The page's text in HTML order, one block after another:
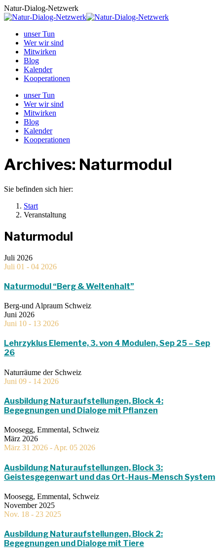
Zum
Inhalt
Natur-Dialog-Netzwerk
unser Tun
Wer wir sind
Mitwirken
Blog
Kalender
Kooperationen
unser Tun
Wer wir sind
Mitwirken
Blog
Kalender
Kooperationen
Archives: Naturmodul
Sie befinden sich hier:
Start
Veranstaltung
Naturmodul
Juli 2026
Juli 01 - 04 2026
Naturmodul “Berg & Weltenhalt”
Berg-und Alpraum Schweiz
Juni 2026
Juni 10 - 13 2026
Lehrzyklus Elemente, 3. von 4 Modulen, Sep 25 – Sep
26
Naturräume der Schweiz
Juni 09 - 14 2026
Ausbildung Naturaufstellungen, Block 4:
Begegnungen und Dialoge mit Pflanzen
Moosegg, Emmental, Schweiz
März 2026
März 31 2026 - Apr. 05 2026
Ausbildung Naturaufstellungen, Block 3:
Geistesgegenwart und das Ort-Haus-Mensch System
Moosegg, Emmental, Schweiz
November 2025
Nov. 18 - 23 2025
Ausbildung Naturaufstellungen, Block 2:
Begegnungen und Dialoge mit Tiere